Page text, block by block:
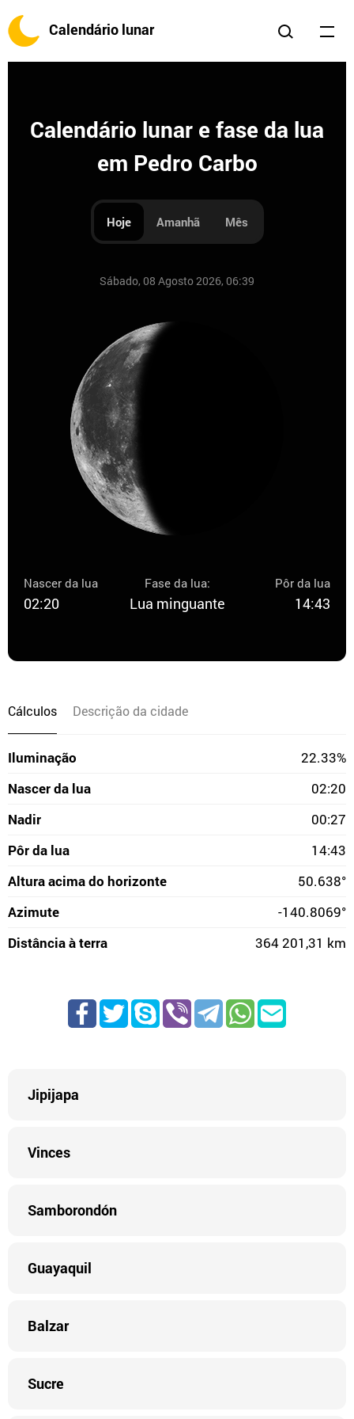
Calendário lunar
Calendário lunar e fase da lua
em Pedro Carbo
Hoje Amanhã Mês
Sábado, 08 Agosto 2026, 06:39
Nascer da lua
02:20
Fase da lua:
Lua minguante
Pôr da lua
14:43
Cálculos Descrição da cidade
Iluminação
22.33%
Nascer da lua
02:20
Nadir
00:27
Pôr da lua
14:43
Altura acima do horizonte
50.638°
Azimute
-140.8069°
Distância à terra
364 201,31 km
Jipijapa
Vinces
Samborondón
Guayaquil
Balzar
Sucre